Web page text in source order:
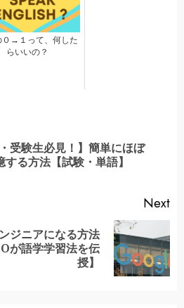
０→１って、何した
らいいの？
・受験生必見！】簡単にほぼ
する方法【試験・単語】
Next
ジニアになる方法
が語学学習法を伝
授】